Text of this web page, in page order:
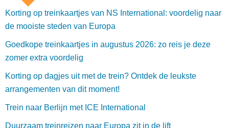
Korting op treinkaartjes van NS International: voordelig naar
de mooiste steden van Europa
Goedkope treinkaartjes in augustus 2026: zo reis je deze
zomer extra voordelig
Korting op dagjes uit met de trein? Ontdek de leukste
arrangementen van dit moment!
Trein naar Berlijn met ICE International
Duurzaam treinreizen naar Europa zit in de lift